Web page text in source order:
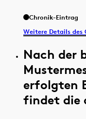
Chronik-Eintrag
Weitere Details des
Nach der
erfolgten
findet die